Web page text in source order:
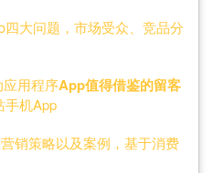
大问题，市场受众、竞品分
用程序App值得借鉴的留客
手机App
销策略以及案例，基于消费